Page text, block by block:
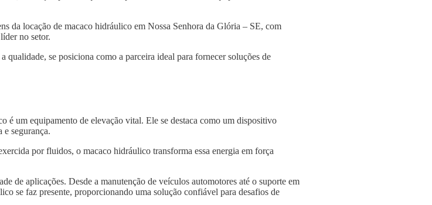
da locação de macaco hidráulico em Nossa Senhora da Glória – SE, com
no setor.
qualidade, se posiciona como a parceira ideal para fornecer soluções de
um equipamento de elevação vital. Ele se destaca como um dispositivo
e segurança.
por fluidos, o macaco hidráulico transforma essa energia em força
de aplicações. Desde a manutenção de veículos automotores até o suporte em
se faz presente, proporcionando uma solução confiável para desafios de